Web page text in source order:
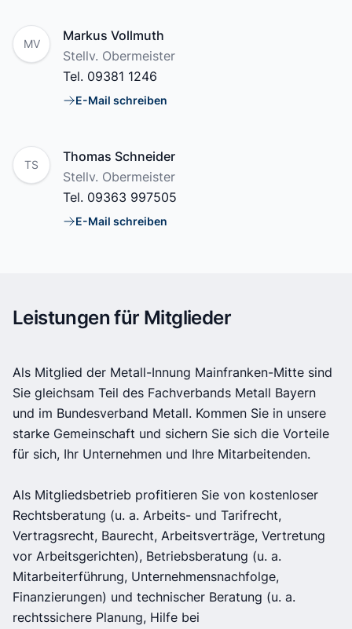
MV
Name
Markus Vollmuth
Position
Stellv. Obermeister
Tel. 09381 1246
E-Mail
E-Mail schreiben
TS
Name
Thomas Schneider
Position
Stellv. Obermeister
Tel. 09363 997505
E-Mail
E-Mail schreiben
Leistungen für Mitglieder
Als Mitglied der Metall-Innung Mainfranken-Mitte sind
Sie gleichsam Teil des Fachverbands Metall Bayern
und im Bundesverband Metall. Kommen Sie in unsere
starke Gemeinschaft und sichern Sie sich die Vorteile
für sich, Ihr Unternehmen und Ihre Mitarbeitenden.
Als Mitgliedsbetrieb profitieren Sie von kostenloser
Rechtsberatung (u. a. Arbeits- und Tarifrecht,
Vertragsrecht, Baurecht, Arbeitsverträge, Vertretung
vor Arbeitsgerichten), Betriebsberatung (u. a.
Mitarbeiterführung, Unternehmensnachfolge,
Finanzierungen) und technischer Beratung (u. a.
rechtssichere Planung, Hilfe bei